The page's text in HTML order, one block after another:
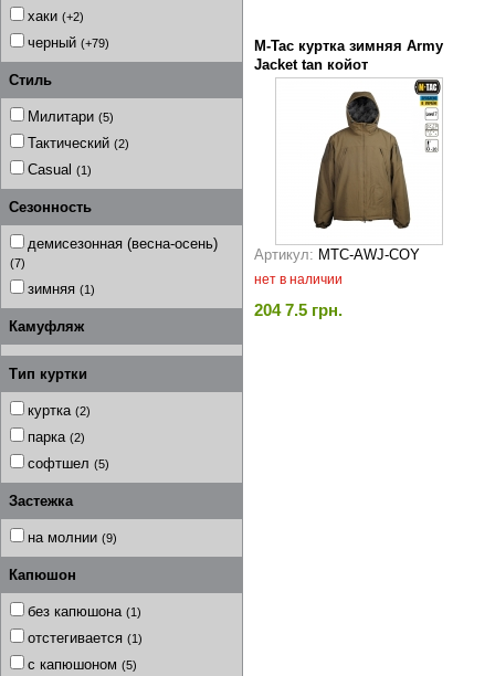
хаки (+2)
черный (+79)
Стиль
Милитари (5)
Тактический (2)
Casual (1)
Сезонность
демисезонная (весна-осень)
(7)
зимняя (1)
Камуфляж
Тип куртки
куртка (2)
парка (2)
софтшел (5)
Застежка
на молнии (9)
Капюшон
без капюшона (1)
отстегивается (1)
с капюшоном (5)
M-Tac куртка зимняя Army
Jacket tan койот
Артикул: MTC-AWJ-COY
нет в наличии
204 7.5 грн.